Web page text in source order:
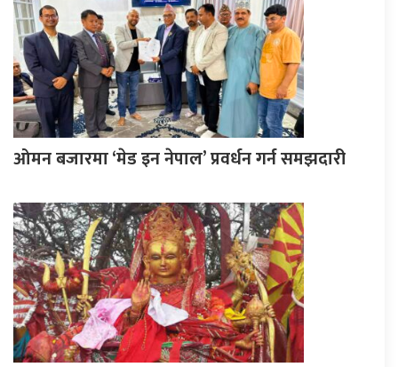
ओमन बजारमा ‘मेड इन नेपाल’ प्रवर्धन गर्न समझदारी